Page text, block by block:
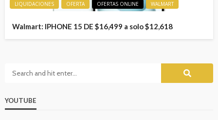
LIQUIDACIONES OFERTA OFERTAS ONLINE WALMART
Walmart: IPHONE 15 DE $16,499 a solo $12,618
YOUTUBE